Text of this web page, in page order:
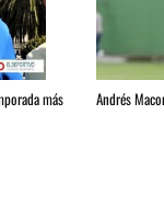
más
Andrés